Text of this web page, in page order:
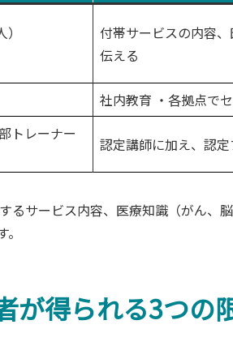
付帯サービスの内容
伝える
社内教育 ・各拠点で
トレーナー
認定講師に加え、認
るサービス内容、医療知識（がん、
が得られる3つの